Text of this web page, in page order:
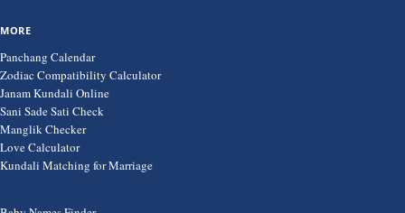
MORE
Panchang Calendar
Zodiac Compatibility Calculator
Janam Kundali Online
Sani Sade Sati Check
Manglik Checker
Love Calculator
Kundali Matching for Marriage